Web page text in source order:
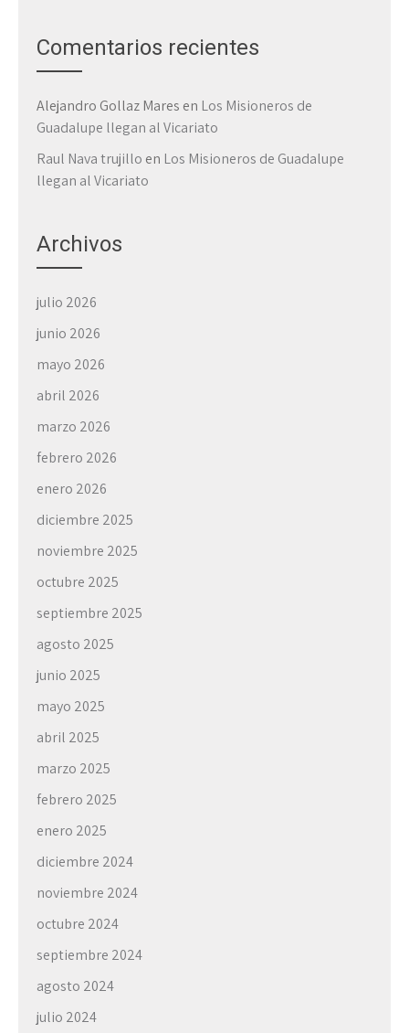
Comentarios recientes
Alejandro Gollaz Mares en Los Misioneros de
Guadalupe llegan al Vicariato
Raul Nava trujillo en Los Misioneros de Guadalupe
llegan al Vicariato
Archivos
julio 2026
junio 2026
mayo 2026
abril 2026
marzo 2026
febrero 2026
enero 2026
diciembre 2025
noviembre 2025
octubre 2025
septiembre 2025
agosto 2025
junio 2025
mayo 2025
abril 2025
marzo 2025
febrero 2025
enero 2025
diciembre 2024
noviembre 2024
octubre 2024
septiembre 2024
agosto 2024
julio 2024